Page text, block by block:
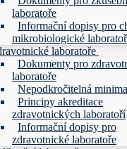
laboratoře
Informační dopisy pro
mikrobiologické
laboratoře
Dokumenty pro
laboratoře
Nepodkročitelná minima
Principy akreditace
zdravotnických laboratoří
Informační dopisy pro
zdravotnické laboratoře